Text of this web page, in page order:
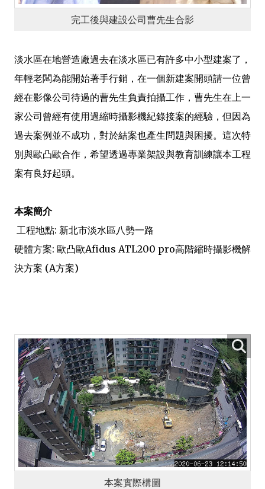
完工後與建設公司曹先生合影
淡水區在地營造廠過去在淡水區已有許多中小型建案了，
年輕老闆為能開始著手行銷，在一個新建案開頭請一位曾
經在影像公司待過的曹先生負責拍攝工作，曹先生在上一
家公司曾經有使用過縮時攝影機紀錄接案的經驗，但因為
過去案例並不成功，對於結案也產生問題與困擾。這次特
別與歐凸歐合作，希望透過專業架設與教育訓練讓本工程
案有良好起頭。
本案簡介
工程地點: 新北市淡水區八勢一路
硬體方案: 歐凸歐Afidus ATL200 pro高階縮時攝影機解
決方案 (A方案)
本案實際構圖